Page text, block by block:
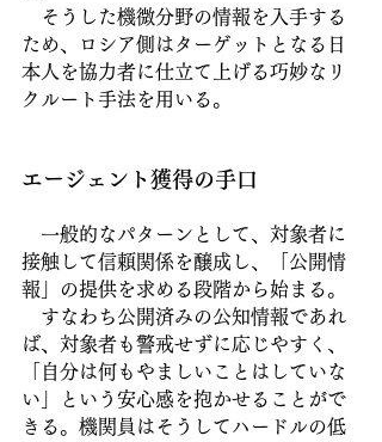
そうした機微分野の情報を入手する
ため、ロシア側はターゲットとなる日
本人を協力者に仕立て上げる巧妙なリ
クルート手法を用いる。
エージェント獲得の手口
一般的なパターンとして、対象者に
接触して信頼関係を醸成し、「公開情
報」の提供を求める段階から始まる。
すなわち公開済みの公知情報であれ
ば、対象者も警戒せずに応じやすく、
「自分は何もやましいことはしていな
い」という安心感を抱かせることがで
きる。機関員はそうしてハードルの低